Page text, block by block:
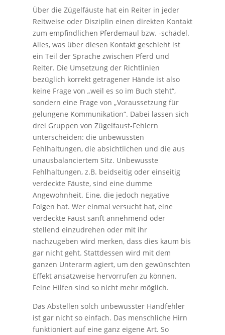
Über die Zügelfäuste hat ein Reiter in jeder
Reitweise oder Disziplin einen direkten Kontakt
zum empfindlichen Pferdemaul bzw. -schädel.
Alles, was über diesen Kontakt geschieht ist
ein Teil der Sprache zwischen Pferd und
Reiter. Die Umsetzung der Richtlinien
bezüglich korrekt getragener Hände ist also
keine Frage von „weil es so im Buch steht“,
sondern eine Frage von „Voraussetzung für
gelungene Kommunikation“. Dabei lassen sich
drei Gruppen von Zügelfaust-Fehlern
unterscheiden: die unbewussten
Fehlhaltungen, die absichtlichen und die aus
unausbalanciertem Sitz. Unbewusste
Fehlhaltungen, z.B. beidseitig oder einseitig
verdeckte Fäuste, sind eine dumme
Angewohnheit. Eine, die jedoch negative
Folgen hat. Wer einmal versucht hat, eine
verdeckte Faust sanft annehmend oder
stellend einzudrehen oder mit ihr
nachzugeben wird merken, dass dies kaum bis
gar nicht geht. Stattdessen wird mit dem
ganzen Unterarm agiert, um den gewünschten
Effekt ansatzweise hervorrufen zu können.
Feine Hilfen sind so nicht mehr möglich.
Das Abstellen solch unbewusster Handfehler
ist gar nicht so einfach. Das menschliche Hirn
funktioniert auf eine ganz eigene Art. So